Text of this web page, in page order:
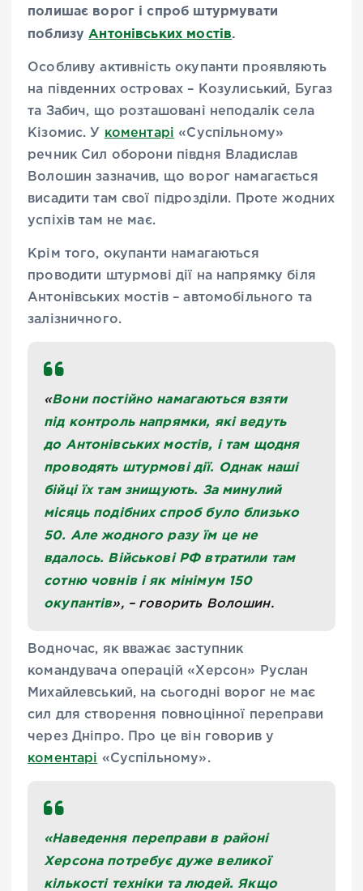
полишає ворог і спроб штурмувати
поблизу Антонівських мостів.
Особливу активність окупанти проявляють
на південних островах – Козулиський, Бугаз
та Забич, що розташовані неподалік села
Кізомис. У коментарі «Суспільному»
речник Сил оборони півдня Владислав
Волошин зазначив, що ворог намагається
висадити там свої підрозділи. Проте жодних
успіхів там не має.
Крім того, окупанти намагаються
проводити штурмові дії на напрямку біля
Антонівських мостів – автомобільного та
залізничного.
«Вони постійно намагаються взяти
під контроль напрямки, які ведуть
до Антонівських мостів, і там щодня
проводять штурмові дії. Однак наші
бійці їх там знищують. За минулий
місяць подібних спроб було близько
50. Але жодного разу їм це не
вдалось. Військові РФ втратили там
сотню човнів і як мінімум 150
окупантів», – говорить Волошин.
Водночас, як вважає заступник
командувача операцій «Херсон» Руслан
Михайлевський, на сьогодні ворог не має
сил для створення повноцінної переправи
через Дніпро. Про це він говорив у
коментарі «Суспільному».
«Наведення переправи в районі
Херсона потребує дуже великої
кількості техніки та людей. Якщо